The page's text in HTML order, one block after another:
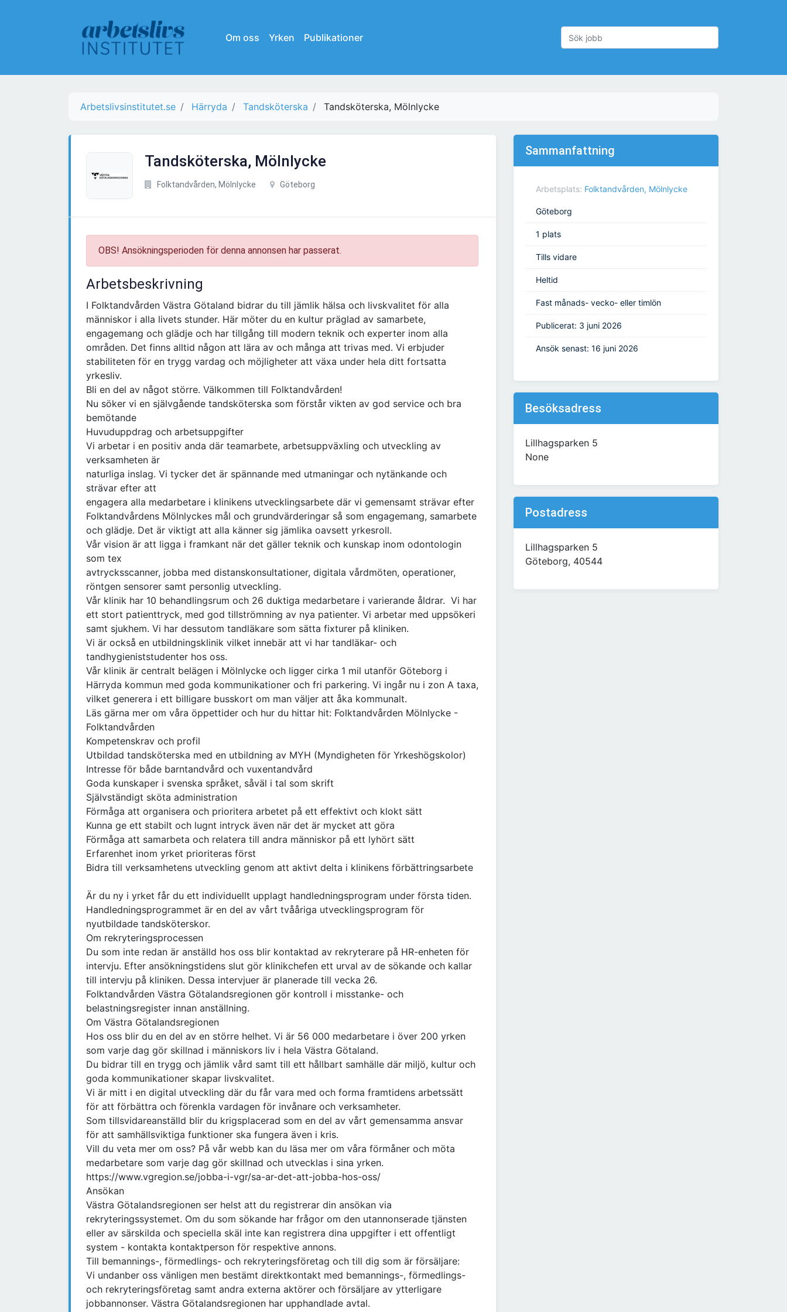
Om oss Yrken Publikationer
Arbetslivsinstitutet.se Härryda Tandsköterska Tandsköterska, Mölnlycke
Tandsköterska, Mölnlycke
Folktandvården, Mölnlycke Göteborg
OBS! Ansökningsperioden för denna annonsen har passerat.
Arbetsbeskrivning
I Folktandvården Västra Götaland bidrar du till jämlik hälsa och livskvalitet för alla
människor i alla livets stunder. Här möter du en kultur präglad av samarbete,
engagemang och glädje och har tillgång till modern teknik och experter inom alla
områden. Det finns alltid någon att lära av och många att trivas med. Vi erbjuder
stabiliteten för en trygg vardag och möjligheter att växa under hela ditt fortsatta
yrkesliv.
Bli en del av något större. Välkommen till Folktandvården!
Nu söker vi en självgående tandsköterska som förstår vikten av god service och bra
bemötande
Huvuduppdrag och arbetsuppgifter
Vi arbetar i en positiv anda där teamarbete, arbetsuppväxling och utveckling av
verksamheten är
naturliga inslag. Vi tycker det är spännande med utmaningar och nytänkande och
strävar efter att
engagera alla medarbetare i klinikens utvecklingsarbete där vi gemensamt strävar efter
Folktandvårdens Mölnlyckes mål och grundvärderingar så som engagemang, samarbete
och glädje. Det är viktigt att alla känner sig jämlika oavsett yrkesroll.
Vår vision är att ligga i framkant när det gäller teknik och kunskap inom odontologin
som tex
avtrycksscanner, jobba med distanskonsultationer, digitala vårdmöten, operationer,
röntgen sensorer samt personlig utveckling.
Vår klinik har 10 behandlingsrum och 26 duktiga medarbetare i varierande åldrar. Vi har
ett stort patienttryck, med god tillströmning av nya patienter. Vi arbetar med uppsökeri
samt sjukhem. Vi har dessutom tandläkare som sätta fixturer på kliniken.
Vi är också en utbildningsklinik vilket innebär att vi har tandläkar- och
tandhygieniststudenter hos oss.
Vår klinik är centralt belägen i Mölnlycke och ligger cirka 1 mil utanför Göteborg i
Härryda kommun med goda kommunikationer och fri parkering. Vi ingår nu i zon A taxa,
vilket generera i ett billigare busskort om man väljer att åka kommunalt.
Läs gärna mer om våra öppettider och hur du hittar hit: Folktandvården Mölnlycke -
Folktandvården
Kompetenskrav och profil
Utbildad tandsköterska med en utbildning av MYH (Myndigheten för Yrkeshögskolor)
Intresse för både barntandvård och vuxentandvård
Goda kunskaper i svenska språket, såväl i tal som skrift
Självständigt sköta administration
Förmåga att organisera och prioritera arbetet på ett effektivt och klokt sätt
Kunna ge ett stabilt och lugnt intryck även när det är mycket att göra
Förmåga att samarbeta och relatera till andra människor på ett lyhört sätt
Erfarenhet inom yrket prioriteras först
Bidra till verksamhetens utveckling genom att aktivt delta i klinikens förbättringsarbete
Är du ny i yrket får du ett individuellt upplagt handledningsprogram under första tiden.
Handledningsprogrammet är en del av vårt tvååriga utvecklingsprogram för
nyutbildade tandsköterskor.
Om rekryteringsprocessen
Du som inte redan är anställd hos oss blir kontaktad av rekryterare på HR-enheten för
intervju. Efter ansökningstidens slut gör klinikchefen ett urval av de sökande och kallar
till intervju på kliniken. Dessa intervjuer är planerade till vecka 26.
Folktandvården Västra Götalandsregionen gör kontroll i misstanke- och
belastningsregister innan anställning.
Om Västra Götalandsregionen
Hos oss blir du en del av en större helhet. Vi är 56 000 medarbetare i över 200 yrken
som varje dag gör skillnad i människors liv i hela Västra Götaland.
Du bidrar till en trygg och jämlik vård samt till ett hållbart samhälle där miljö, kultur och
goda kommunikationer skapar livskvalitet.
Vi är mitt i en digital utveckling där du får vara med och forma framtidens arbetssätt
för att förbättra och förenkla vardagen för invånare och verksamheter.
Som tillsvidareanställd blir du krigsplacerad som en del av vårt gemensamma ansvar
för att samhällsviktiga funktioner ska fungera även i kris.
Vill du veta mer om oss? På vår webb kan du läsa mer om våra förmåner och möta
medarbetare som varje dag gör skillnad och utvecklas i sina yrken.
https://www.vgregion.se/jobba-i-vgr/sa-ar-det-att-jobba-hos-oss/
Ansökan
Västra Götalandsregionen ser helst att du registrerar din ansökan via
rekryteringssystemet. Om du som sökande har frågor om den utannonserade tjänsten
eller av särskilda och speciella skäl inte kan registrera dina uppgifter i ett offentligt
system - kontakta kontaktperson för respektive annons.
Till bemannings-, förmedlings- och rekryteringsföretag och till dig som är försäljare:
Vi undanber oss vänligen men bestämt direktkontakt med bemannings-, förmedlings-
och rekryteringsföretag samt andra externa aktörer och försäljare av ytterligare
jobbannonser. Västra Götalandsregionen har upphandlade avtal.
Sammanfattning
Arbetsplats: Folktandvården, Mölnlycke
Göteborg
1 plats
Tills vidare
Heltid
Fast månads- vecko- eller timlön
Publicerat: 3 juni 2026
Ansök senast: 16 juni 2026
Besöksadress
Lillhagsparken 5
None
Postadress
Lillhagsparken 5
Göteborg, 40544